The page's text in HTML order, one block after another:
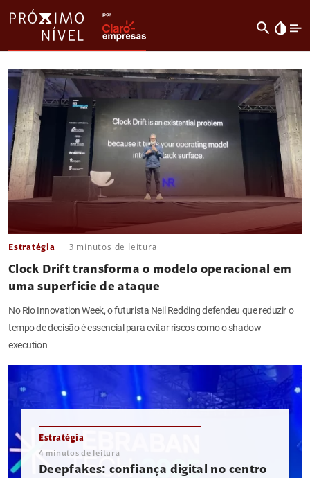
search invert_colors
Estratégia 3 minutos de leitura
Clock Drift transforma o modelo operacional em
uma superfície de ataque
No Rio Innovation Week, o futurista Neil Redding defendeu que reduzir o
tempo de decisão é essencial para evitar riscos como o shadow
execution
Estratégia
4 minutos de leitura
Deepfakes: confiança digital no centro